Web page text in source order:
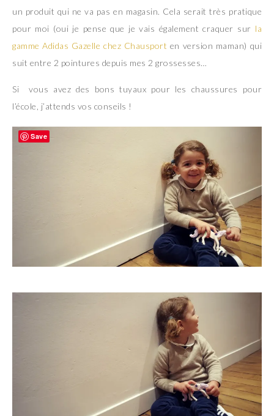
un produit qui ne va pas en magasin. Cela serait très pratique
pour moi (oui je pense que je vais également craquer sur la
gamme Adidas Gazelle chez Chausport en version maman) qui
suit entre 2 pointures depuis mes 2 grossesses…
Si vous avez des bons tuyaux pour les chaussures pour
l’école, j’attends vos conseils !
Save